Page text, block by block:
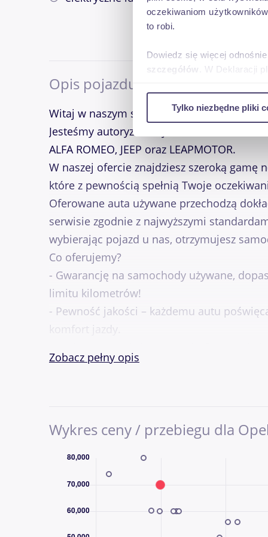
oczekiwaniom
to robi.
Dowiedz się więcej
szczegółów . W Deklaracji
ruch w naszej witrynie.
uzyskanymi podczas
Tylko niezbędne pliki
Opis pojazdu
Witaj w naszym salonie!
Jesteśmy autoryzowanym dealerem
ALFA ROMEO, JEEP oraz LEAPMOTOR.
W naszej ofercie znajdziesz szeroką gamę
które z pewnością spełnią Twoje
Oferowane auta używane przechodzą
serwisie zgodnie z najwyższymi
wybierając pojazd u nas, otrzymujesz
Co oferujemy?
- Gwarancję na samochody używane,
limitu kilometrów!
- Pewność jakości – każdemu autu
komfort jazdy.
- Atrakcyjne oferty finansowania i
sprawdzone auta używane, u nas
Zapraszamy do odwiedzenia naszego
Pon. - Pt. 9-18
Sob. 9-14
Zobacz pełny opis
Wykres ceny / przebiegu dla